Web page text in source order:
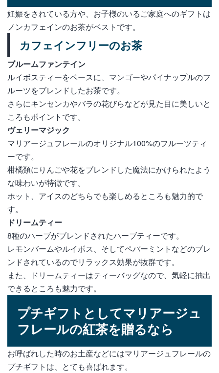
妊娠をされている方や、お子様のいるご家庭へのギフトは
ノンカフェインのお茶がベストです。
カフェインフリーのお茶
ブルームファンテイン
ルイボスティーをベースに、マンゴーやパイナップルのフ
ルーツをブレンドしたお茶です。
さらにキンセンカやバラの花びらなどが見た目に美しいと
ころもポイントです。
ヴェリーマジック
マリアージュフレールのオリジナル100%のフルーツティ
ーです。
柑橘類にりんごや花をブレンドした魔法にかけられたよう
な味わいが特徴です。
ホット、アイスのどちらでも楽しめるところも魅力的で
す。
ドリームティー
8種のハーブがブレンドされたハーブティーです。
レモンバームやルイボス、そしてペパーミントなどのブレ
ンドされているのでリラックス効果が抜群です。
また、ドリームティーはティーバッグなので、気軽に抽出
できるところも魅力です。
プチギフトとしてマリアージュ
フレールの紅茶を贈るなら
お呼ばれした時のお土産などにはマリアージュフレールの
プチギフトは、とても喜ばれます。